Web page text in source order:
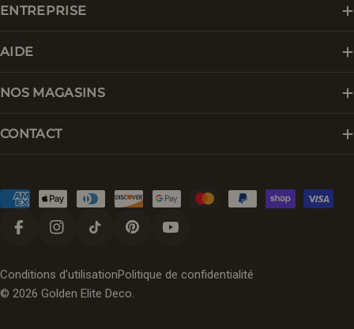
ENTREPRISE
AIDE
NOS MAGASINS
CONTACT
Modes
paiement
FacebookInstagramTik TokPinterest
© 2026 Golden Elite Deco.
Conditions d'utilisationPolitique de confidentialité